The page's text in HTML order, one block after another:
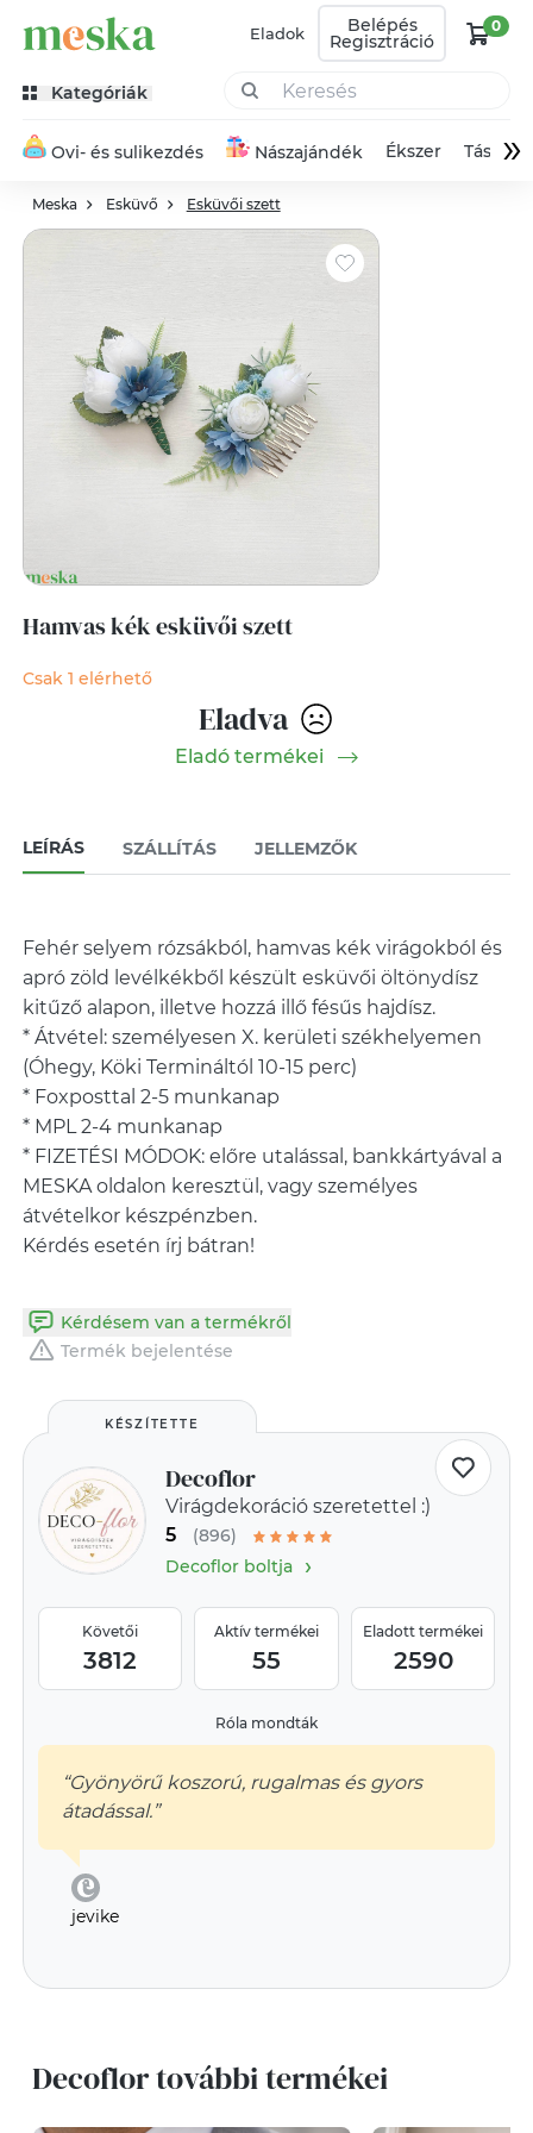
Eladok Belépés
Regisztráció
0
Kategóriák
Ovi- és sulikezdés Nászajándék Ékszer Táska»
Meska Esküvő Esküvői szett
Hamvas kék esküvői szett
Csak 1 elérhető
Eladva
Eladó termékei
LEÍRÁS SZÁLLÍTÁS JELLEMZŐK
Fehér selyem rózsákból, hamvas kék virágokból és
apró zöld levélkékből készült esküvői öltönydísz
kitűző alapon, illetve hozzá illő fésűs hajdísz.
* Átvétel: személyesen X. kerületi székhelyemen
(Óhegy, Köki Termináltól 10-15 perc)
* Foxposttal 2-5 munkanap
* MPL 2-4 munkanap
* FIZETÉSI MÓDOK: előre utalással, bankkártyával a
MESKA oldalon keresztül, vagy személyes
átvételkor készpénzben.
Kérdés esetén írj bátran!
Kérdésem van a termékről
Termék bejelentése
KÉSZÍTETTE
Decoflor
Virágdekoráció szeretettel :)
5
(896)
Decoflor boltja›
Követői
3812
Aktív termékei
55
Eladott termékei
2590
Róla mondták
“Gyönyörű koszorú, rugalmas és gyors
átadással.”
jevike
Decoflor további termékei